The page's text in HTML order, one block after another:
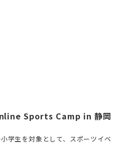
Sports Camp in 静岡
学生を対象として、スポーツイベ